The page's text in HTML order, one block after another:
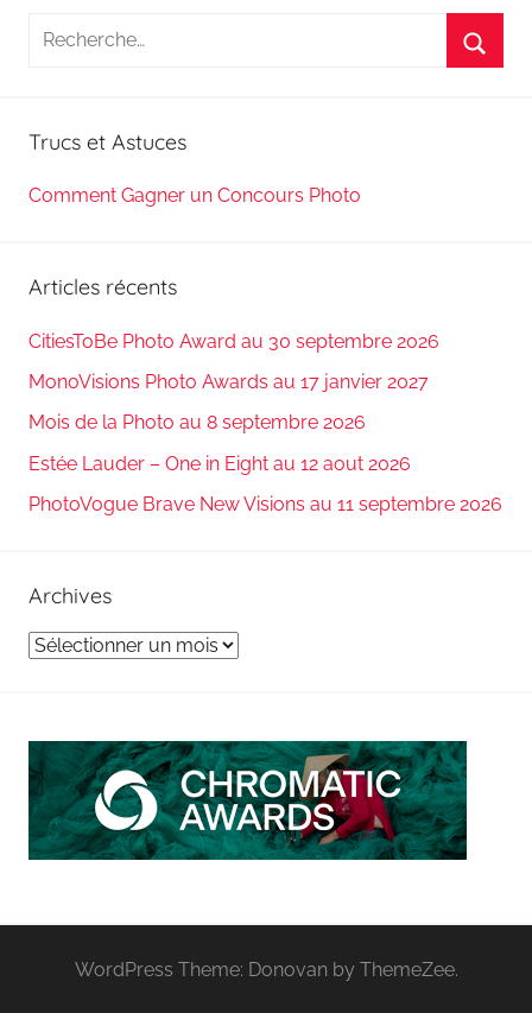
Recherche
Trucs et Astuces
Comment Gagner un Concours Photo
Articles récents
CitiesToBe Photo Award au 30 septembre 2026
MonoVisions Photo Awards au 17 janvier 2027
Mois de la Photo au 8 septembre 2026
Estée Lauder – One in Eight au 12 aout 2026
PhotoVogue Brave New Visions au 11 septembre 2026
Archives
Archives
WordPress Theme: Donovan by ThemeZee.